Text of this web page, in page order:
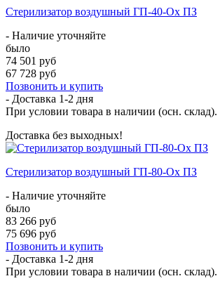
Стерилизатор воздушный ГП-40-Ох ПЗ
- Наличие уточняйте
было
74 501 руб
67 728 руб
Позвонить и купить
- Доставка 1-2 дня
При условии товара в наличии (осн. склад).
Доставка без выходных!
Стерилизатор воздушный ГП-80-Ох ПЗ
- Наличие уточняйте
было
83 266 руб
75 696 руб
Позвонить и купить
- Доставка 1-2 дня
При условии товара в наличии (осн. склад).